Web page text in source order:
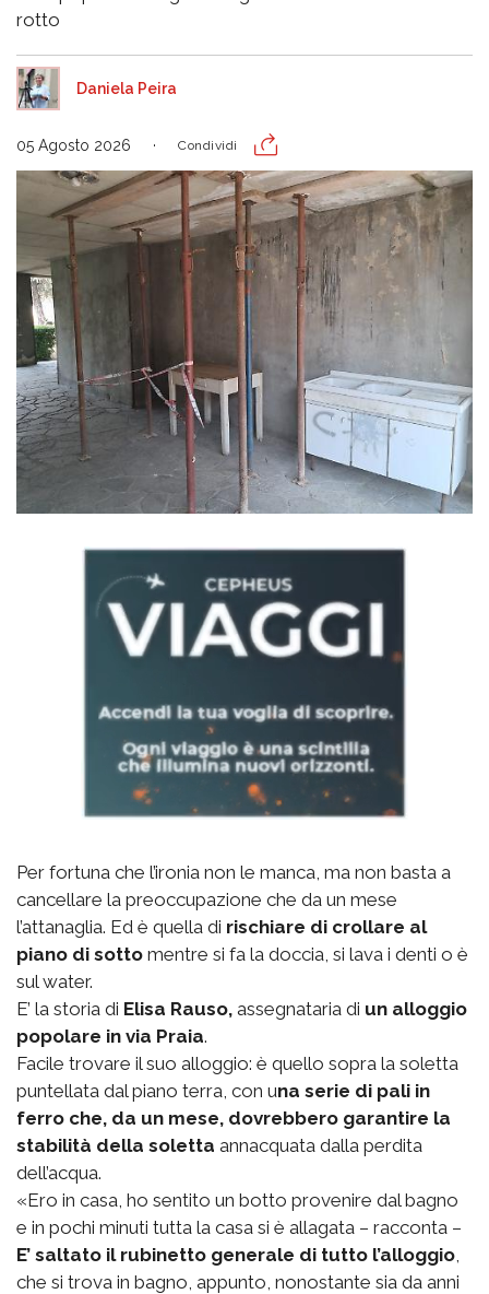
rotto
Daniela Peira
05 Agosto 2026 Condividi
Per fortuna che l’ironia non le manca, ma non basta a
cancellare la preoccupazione che da un mese
l’attanaglia. Ed è quella di rischiare di crollare al
piano di sotto mentre si fa la doccia, si lava i denti o è
sul water.
E’ la storia di Elisa Rauso, assegnataria di un alloggio
popolare in via Praia.
Facile trovare il suo alloggio: è quello sopra la soletta
puntellata dal piano terra, con una serie di pali in
ferro che, da un mese, dovrebbero garantire la
stabilità della soletta annacquata dalla perdita
dell’acqua.
«Ero in casa, ho sentito un botto provenire dal bagno
e in pochi minuti tutta la casa si è allagata – racconta –
E’ saltato il rubinetto generale di tutto l’alloggio
che si trova in bagno, appunto, nonostante sia da anni